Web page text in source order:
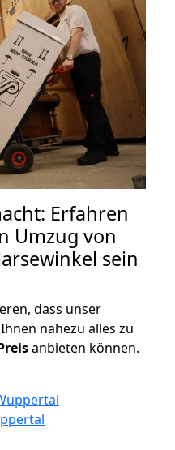
Erfahren
Umzug von
sein
dass unser
nahezu alles zu
anbieten können.